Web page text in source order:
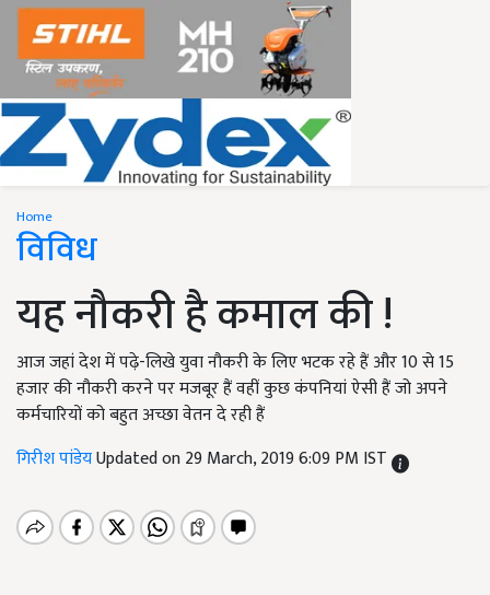
Home
विविध
यह नौकरी है कमाल की !
आज जहां देश में पढ़े-लिखे युवा नौकरी के लिए भटक रहे हैं और 10 से 15
हजार की नौकरी करने पर मजबूर हैं वहीं कुछ कंपनियां ऐसी हैं जो अपने
कर्मचारियों को बहुत अच्छा वेतन दे रही हैं
गिरीश पांडेयUpdated on 29 March, 2019 6:09 PM IST